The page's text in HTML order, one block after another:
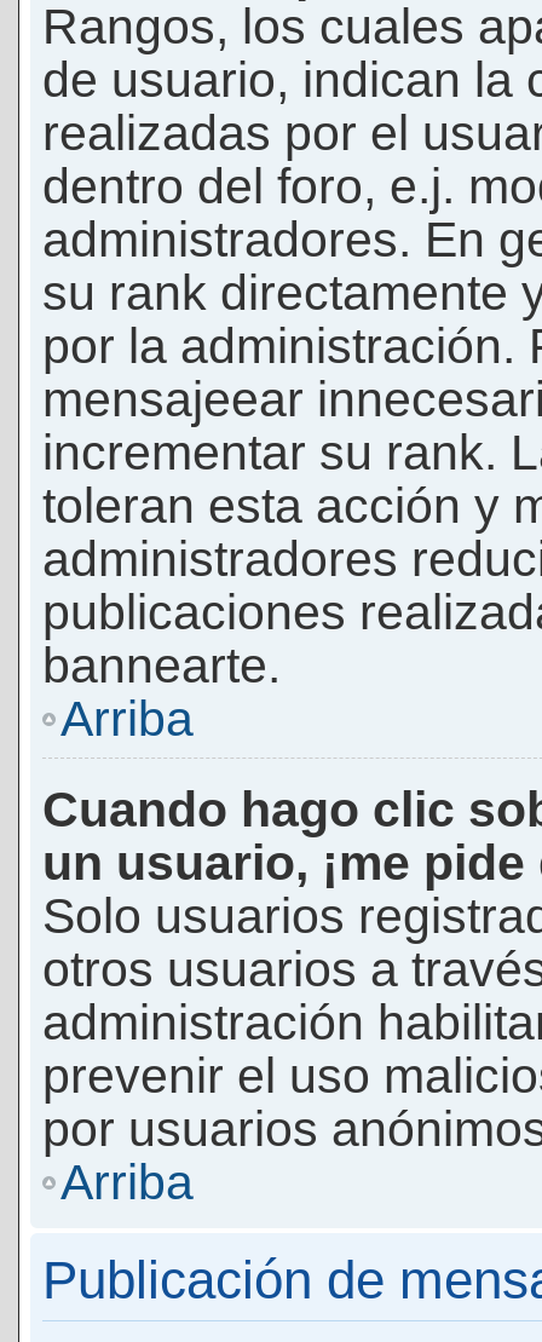
Rangos, los cuales
de usuario, indican la
realizadas por el
dentro del foro, e.j.
administradores. En
su rank directamente
por la administración.
mensajeear
incrementar su rank.
toleran esta acción y
administradores
publicaciones
bannearte.
Arriba
Cuando hago clic
un usuario, ¡me
Solo usuarios
otros usuarios a
administración
prevenir el uso
por usuarios
Arriba
Publicación de